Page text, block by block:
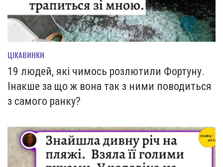
ЦІКАВИНКИ
19 людей, які чимось розлютили Фортуну.
Інакше за що ж вона так з ними поводиться
з самого ранку?